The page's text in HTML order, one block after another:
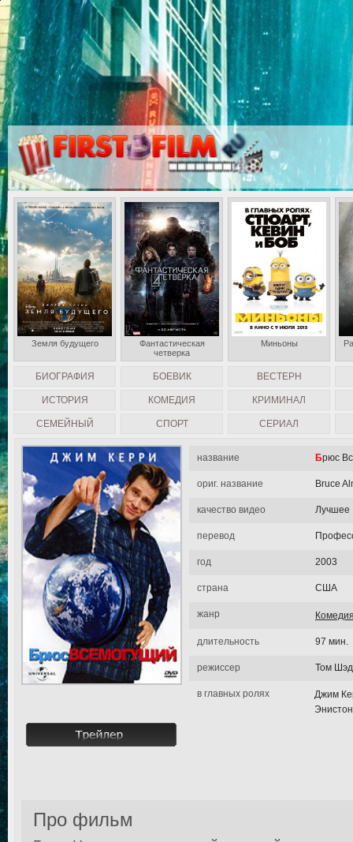
название Брюс
ориг. название Bruce
качество видео Лучшее
перевод
год 2003
страна США
жанр
длительность 97 мин.
режиссер Том
в главных ролях
Джим
Энистон
Про фильм
БИОГРАФИЯ БОЕВИК ВЕСТЕРН
ИСТОРИЯ КОМЕДИЯ КРИМИНАЛ
СЕМЕЙНЫЙ СПОРТ СЕРИАЛ
Земля будущего
Фантастическая
четверка
Миньоны